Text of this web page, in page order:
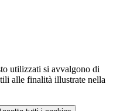
utilizzati si avvalgono di
alle finalità illustrate nella